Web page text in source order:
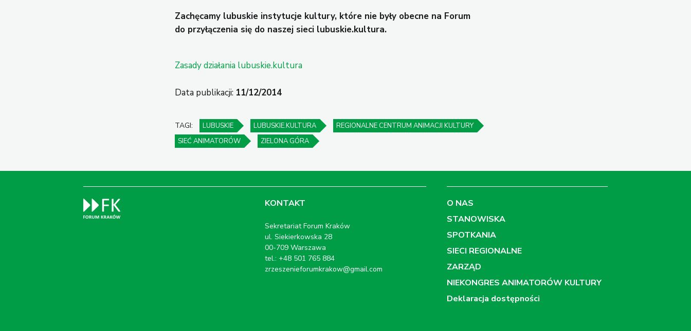
Zachęcamy lubuskie instytucje kultury, które nie były obecne na Forum
do przyłączenia się do naszej sieci lubuskie.kultura.
Zasady działania lubuskie.kultura
Data publikacji: 11/12/2014
TAGI: LUBUSKIE LUBUSKIE.KULTURA
REGIONALNE CENTRUM ANIMACJI KULTURY
SIEĆ ANIMATORÓW
ZIELONA GÓRA
O NAS
STANOWISKA
SPOTKANIA
SIECI REGIONALNE
ZARZĄD
NIEKONGRES ANIMATORÓW KULTURY
Deklaracja dostępności
KONTAKT
Sekretariat Forum Kraków
ul. Siekierkowska 28
00-709 Warszawa
tel.: +48 501 765 884
zrzeszenieforumkrakow@gmail.com